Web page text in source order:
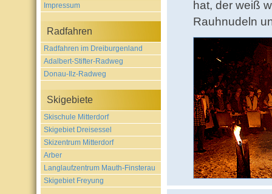
Impressum
Radfahren
Radfahren im Dreiburgenland
Adalbert-Stifter-Radweg
Donau-Ilz-Radweg
Skigebiete
Skischule Mitterdorf
Skigebiet Dreisessel
Skizentrum Mitterdorf
Arber
Langlaufzentrum Mauth-Finsterau
Skigebiet Freyung
hat, der weiß
Rauhnudeln